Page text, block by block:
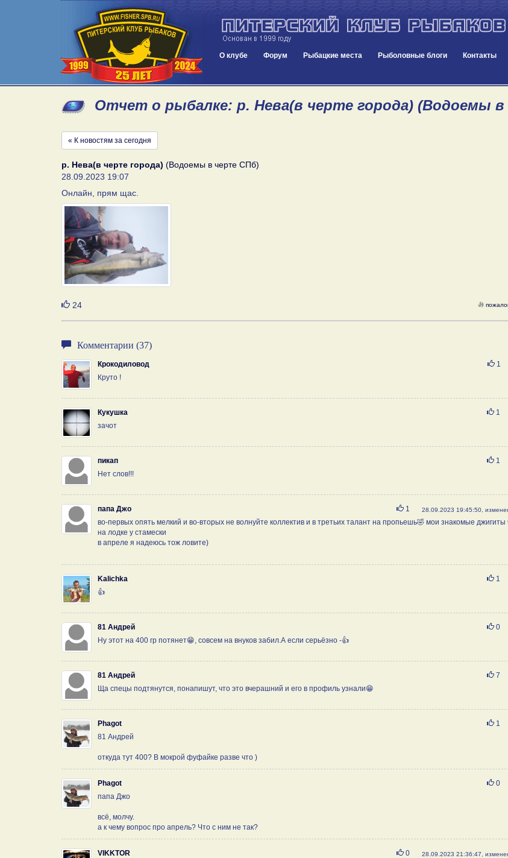
О клубе Форум Рыбацкие места Рыболовные блоги Контакты
Отчет о рыбалке: р. Нева(в черте города) (Водоемы в
« К новостям за сегодня
р. Нева(в черте города) (Водоемы в черте СПб)
28.09.2023 19:07
Онлайн, прям щас.
Нравится
24
Комментарии (37)
Крокодиловод
1
Круто !
Кукушка
1
зачот
пикап
1
Нет слов!!!
папа Джо 28.09.2023 19:45:50,
Нравится
1
во-первых опять мелкий и во-вторых не волнуйте коллектив и в третьих талант на пропьешь🤣 мои знакомые джигиты
на лодке у стамески
в апреле я надеюсь тож ловите)
Kalichka
1
👍
81 Андрей
0
Ну этот на 400 гр потянет😁, совсем на внуков забил.А если серьёзно -👍
81 Андрей
7
Ща спецы подтянутся, понапишут, что это вчерашний и его в профиль узнали😁
Phagot
1
81 Андрей
откуда тут 400? В мокрой фуфайке разве что )
Phagot
0
папа Джо
всё, молчу.
а к чему вопрос про апрель? Что с ним не так?
VIKKTOR 28.09.2023 21:36:47,
Нравится
0